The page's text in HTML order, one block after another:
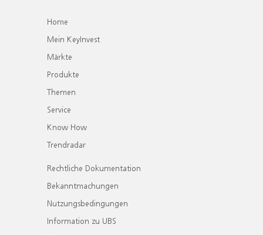
Home
Mein KeyInvest
Märkte
Produkte
Themen
Service
Know How
Trendradar
Rechtliche Dokumentation
Bekanntmachungen
Nutzungsbedingungen
Information zu UBS